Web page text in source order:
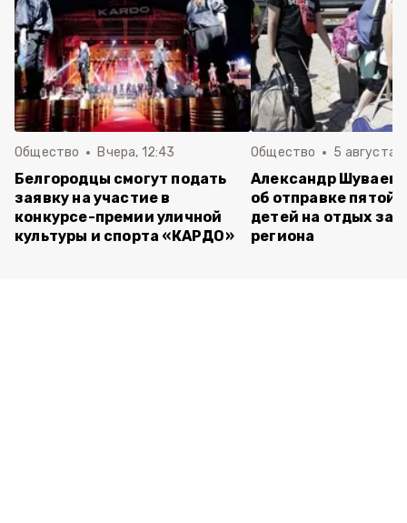
Общество Вчера, 12:43
Белгородцы смогут подать
заявку на участие в
конкурсе-премии уличной
культуры и спорта «КАРДО»
Общество 5 августа ,
Александр Шуваев
об отправке пятой
детей на отдых за
региона